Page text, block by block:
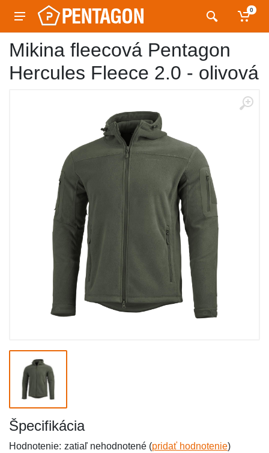
0
Mikina fleecová Pentagon
Hercules Fleece 2.0 - olivová
Špecifikácia
Hodnotenie: zatiaľ nehodnotené (pridať hodnotenie)